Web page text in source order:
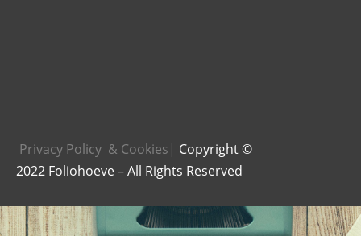
Privacy Policy & Cookies| Copyright ©
2022 Foliohoeve – All Rights Reserved